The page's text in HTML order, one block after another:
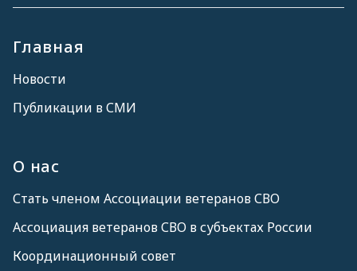
Главная
Новости
Публикации в СМИ
О нас
Стать членом Ассоциации ветеранов СВО
Ассоциация ветеранов СВО в субъектах России
Координационный совет